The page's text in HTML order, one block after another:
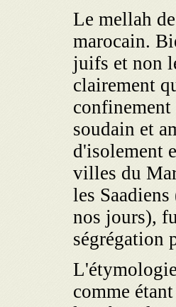
Le mellah
marocain.
juifs et non
clairement
soudain et
d'isolement
villes du
les
nos jours),
ségrégation
comme